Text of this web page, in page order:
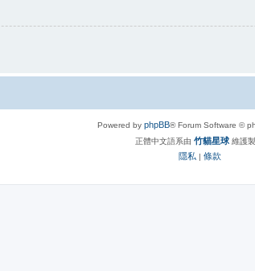
Powered by phpBB® Forum Software ©
正體中文語系由 竹貓星球 維護
隱私 | 條款